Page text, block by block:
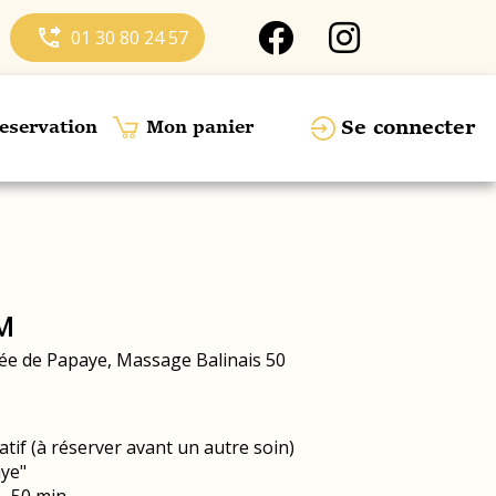
phone_forwarded 01 30 80 24 57
Mon panier Se connecter
de Papaye, Massage Balinais 50
(à réserver avant un autre soin)